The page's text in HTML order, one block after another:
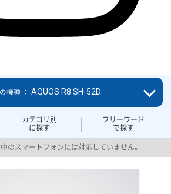
カテゴリ別
に探す
フリーワード
で探す
機種 ： AQUOS R8 SH-52D
のスマートフォンには対応していません。